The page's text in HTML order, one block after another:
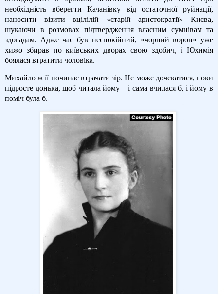
необхідність вберегти Качанівку від остаточної руйнації,
наносити візити вцілілій «старій аристократії» Києва,
шукаючи в розмовах підтвердження власним сумнівам та
здогадам. Адже час був неспокійний, «чорний ворон» уже
хижо збирав по київських дворах свою здобич, і Юхимія
боялася втратити чоловіка.
Михайло ж її починає втрачати зір. Не може дочекатися, поки
підросте донька, щоб читала йому – і сама вчилася б, і йому в
поміч була б.